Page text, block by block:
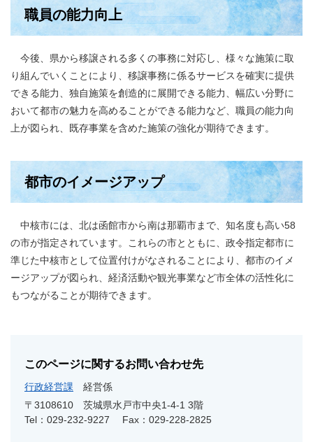
職員の能力向上
今後、県から移譲される多くの事務に対応し、様々な施策に取
り組んでいくことにより、移譲事務に係るサービスを確実に提供
できる能力、独自施策を創造的に展開できる能力、幅広い分野に
おいて都市の魅力を高めることができる能力など、職員の能力向
上が図られ、既存事業を含めた施策の強化が期待できます。
都市のイメージアップ
中核市には、北は函館市から南は那覇市まで、知名度も高い58
の市が指定されています。これらの市とともに、政令指定都市に
準じた中核市として位置付けがなされることにより、都市のイメ
ージアップが図られ、経済活動や観光事業など市全体の活性化に
もつながることが期待できます。
このページに関するお問い合わせ先
行政経営課
経営係
〒3108610
茨城県水戸市中央1-4-1 3階
Tel：029-232-9227
Fax：029-228-2825